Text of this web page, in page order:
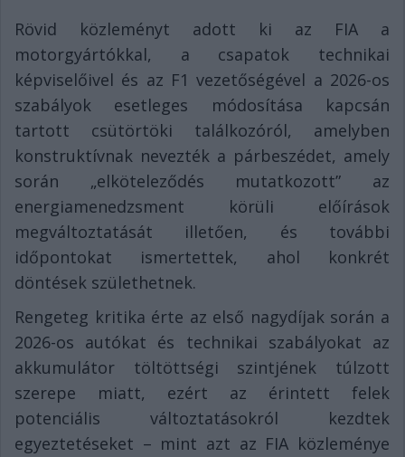
Rövid közleményt adott ki az FIA a
motorgyártókkal, a csapatok technikai
képviselőivel és az F1 vezetőségével a 2026-os
szabályok esetleges módosítása kapcsán
tartott csütörtöki találkozóról, amelyben
konstruktívnak nevezték a párbeszédet, amely
során „elköteleződés mutatkozott” az
energiamenedzsment körüli előírások
megváltoztatását illetően, és további
időpontokat ismertettek, ahol konkrét
döntések születhetnek.
Rengeteg kritika érte az első nagydíjak során a
2026-os autókat és technikai szabályokat az
akkumulátor töltöttségi szintjének túlzott
szerepe miatt, ezért az érintett felek
potenciális változtatásokról kezdtek
egyeztetéseket – mint azt az FIA közleménye